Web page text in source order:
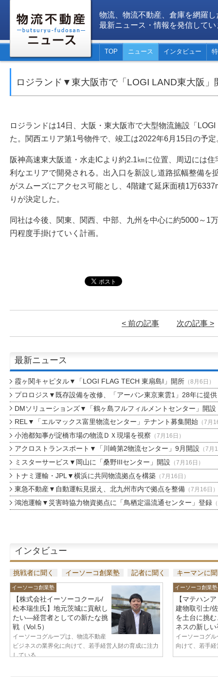
物流、物流不動産、倉庫を網羅し
最新ニュース・情報を発信してい
TOP ニュース インタビュー
ロジランド▼東大阪市で「LOGI LAND東大阪」
ロジランドは14日、大阪・東大阪市で大型物流施設「
た。関西エリア第1号物件で、竣工は2022年6月15日の予定
阪神高速東大阪道・水走ICより約2.1㎞に位置、周辺には
利なエリアで開発される。出入口を新設し道路拡幅整備を
がスムーズにアクセス可能とし、4階建て延床面積1万
りが決定した。
同社は今後、関東、関西、中部、九州を中心に約5000～1
円程度手掛けていく計画。
< 前の記事 次の記事 >
最新ニュース
霞ヶ関キャピタル▼「LOGI FLAG TECH 東扇島I」開所（8月6日）
プロロジス▼既存設備を改修、「アーバン東京東雲1」28年に提供
DMソリューションズ▼「鶴ヶ島フルフィルメントセンター」開設
REL▼「エルマックス富里物流センター」テナント募集開始（7月
小池都知事が淀橋市場の物流ＤＸ現場を視察 （7月16日）
アクロストランスポート▼「川崎第2物流センター」9月開設 （7月
ミスターサービス▼岡山に「桑野IIIセンター」開設 （7月16日）
トナミ運輸・JPL▼横浜に共同物流拠点を構築（7月16日）
東急不動産▼自動運転見据え、北九州市内で拠点を整備（7月16日）
鴻池運輸▼災害時協力物資拠点に「鳥栖定温流通センター」登録
インタビュー
挑戦者に聞く イーソーコ創業塾 記者に聞く キーマンに
イーソーコ創業塾
【株式会社イーソーコクール/
松本瑞生氏】地元茨城に貢献し
たい—経営者としての新たな挑
戦（Vol.5）
イーソーコグループは、物流不動産
ビジネスの業界化に向けて、若手経営人財の育成に注力
している...
イーソーコ創業塾
【マテハン
建物取引士/
を土台に挑
ネスの新し
イーソーコグ
向けて、若手